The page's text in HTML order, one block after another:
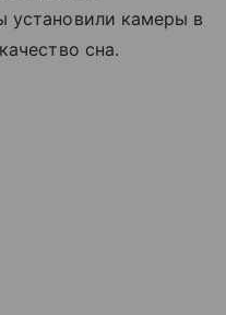
установили камеры в
сна.